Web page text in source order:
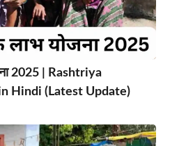
2025 | Rashtriya
Hindi (Latest Update)